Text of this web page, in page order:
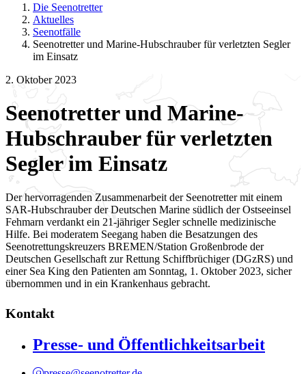
Die Seenotretter
Aktuelles
Seenotfälle
Seenotretter und Marine-Hubschrauber für verletzten Segler
im Einsatz
2. Oktober 2023
Seenotretter und Marine-
Hubschrauber für verletzten
Segler im Einsatz
Der hervorragenden Zusammenarbeit der Seenotretter mit einem
SAR-Hubschrauber der Deutschen Marine südlich der Ostseeinsel
Fehmarn verdankt ein 21-jähriger Segler schnelle medizinische
Hilfe. Bei moderatem Seegang haben die Besatzungen des
Seenotrettungskreuzers BREMEN/Station Großenbrode der
Deutschen Gesellschaft zur Rettung Schiffbrüchiger (DGzRS) und
einer Sea King den Patienten am Sonntag, 1. Oktober 2023, sicher
übernommen und in ein Krankenhaus gebracht.
Kontakt
Presse- und Öffentlichkeitsarbeit